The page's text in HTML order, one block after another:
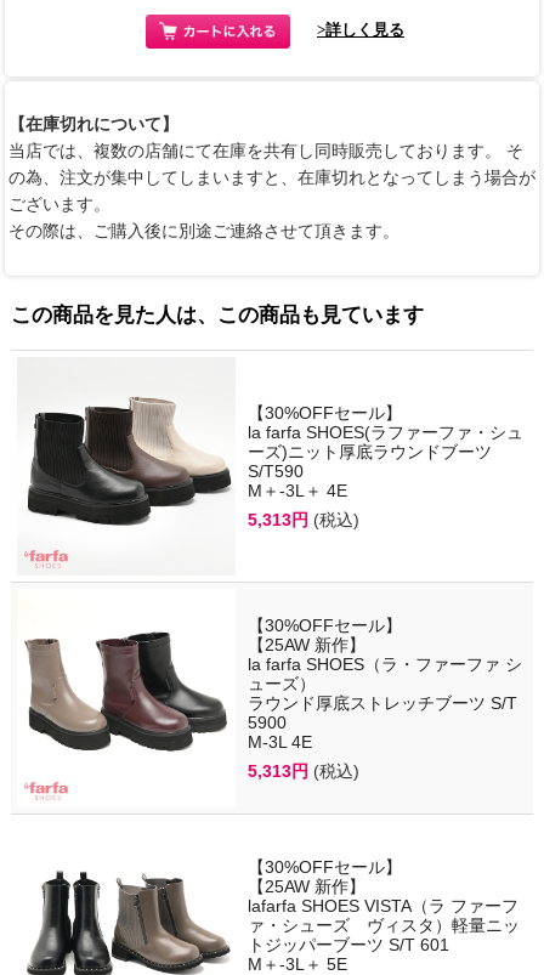
>詳しく見る
【在庫切れについて】
当店では、複数の店舗にて在庫を共有し同時販売しております。 そ
の為、注文が集中してしまいますと、在庫切れとなってしまう場合が
ございます。
その際は、ご購入後に別途ご連絡させて頂きます。
この商品を見た人は、この商品も見ています
【30%OFFセール】
la farfa SHOES(ラファーファ・シュ
ーズ)ニット厚底ラウンドブーツ
S/T590
M＋-3L＋ 4E
5,313円 (税込)
【30%OFFセール】
【25AW 新作】
la farfa SHOES（ラ・ファーファ シ
ューズ）
ラウンド厚底ストレッチブーツ S/T
5900
M-3L 4E
5,313円 (税込)
【30%OFFセール】
【25AW 新作】
lafarfa SHOES VISTA（ラ ファーフ
ァ・シューズ ヴィスタ）軽量ニッ
トジッパーブーツ S/T 601
M＋-3L＋ 5E